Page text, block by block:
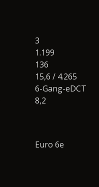
3
1.199
136
15,6 / 4.265
6-Gang-eDCT
8,2
Euro 6e